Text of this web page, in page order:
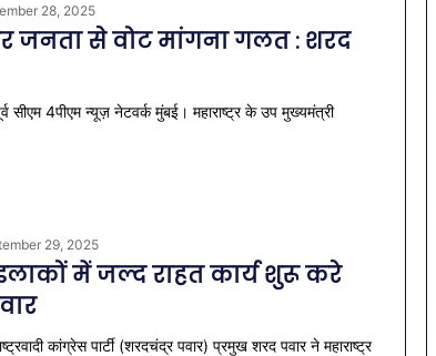
28, 2025
जनता से वोट मांगना गलत : शरद
सीएम 4पीएम न्यूज़ नेटवर्क मुंबई। महाराष्ट्र के उप मुख्यमंत्री
29, 2025
इलाकों में जल्द राहत कार्य शुरू करे
कांग्रेस पार्टी (शरदचंद्र पवार) प्रमुख शरद पवार ने महाराष्ट्र